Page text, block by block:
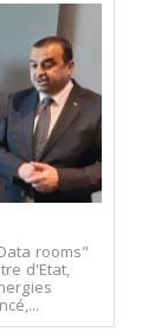
rooms"
d'Etat,